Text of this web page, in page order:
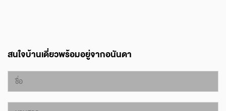
สนใจบ้านเดี่ยวพร้อมอยู่จากอนันดา
ชื่อ